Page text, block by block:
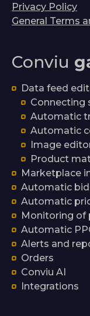
Privacy Policy
General Terms
Conviu
Data feed
Connecting
Automatic
Automatic
Image
Product
Marketplace
Automatic
Automatic
Monitoring of
Automatic
Alerts and
Orders
Conviu AI
Integrations